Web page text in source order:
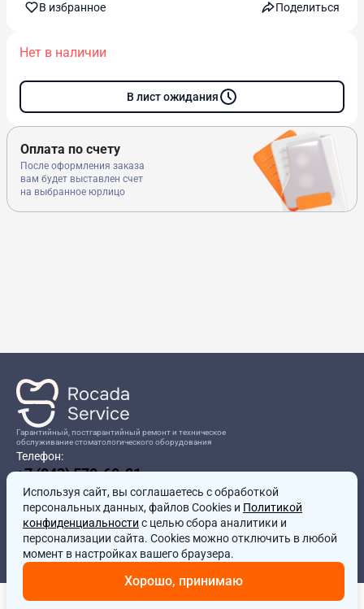
В избранноe
Поделиться
Нет в наличии
В лист ожидания
Оплата по счету
После оформления заказа
вам будет выставлен счет
на выбранное юрлицо
Гарантийный, постгарантийный ремонт и техническое
обслуживание стоматологического оборудования
Телефон:
+7 (843) 570-60-81
Режим работы:8:00-17:00
Адрес:
г.Казань, ул.Проспект Победы, д.204в
Почта:
service@rocadamed.ru
Другие проекты
Используя сайт, вы соглашаетесь с обработкой
персональных данных, файлов Cookies и Политикой
конфиденциальности с целью сбора аналитики и
персонализации сайта. Cookies можно отключить в любой
момент в настройках вашего браузера.
Хорошо, принимаю